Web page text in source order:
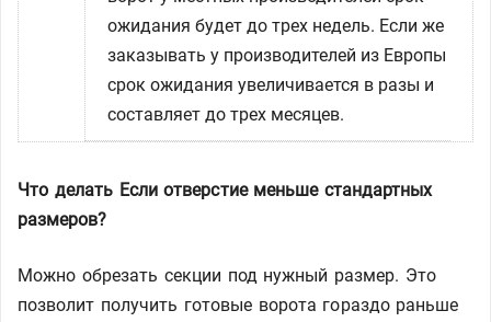
ожидания будет до трех недель. Если же
заказывать у производителей из Европы
срок ожидания увеличивается в разы и
составляет до трех месяцев.
Что делать Если отверстие меньше стандартных
размеров?
Можно обрезать секции под нужный размер. Это
позволит получить готовые ворота гораздо раньше